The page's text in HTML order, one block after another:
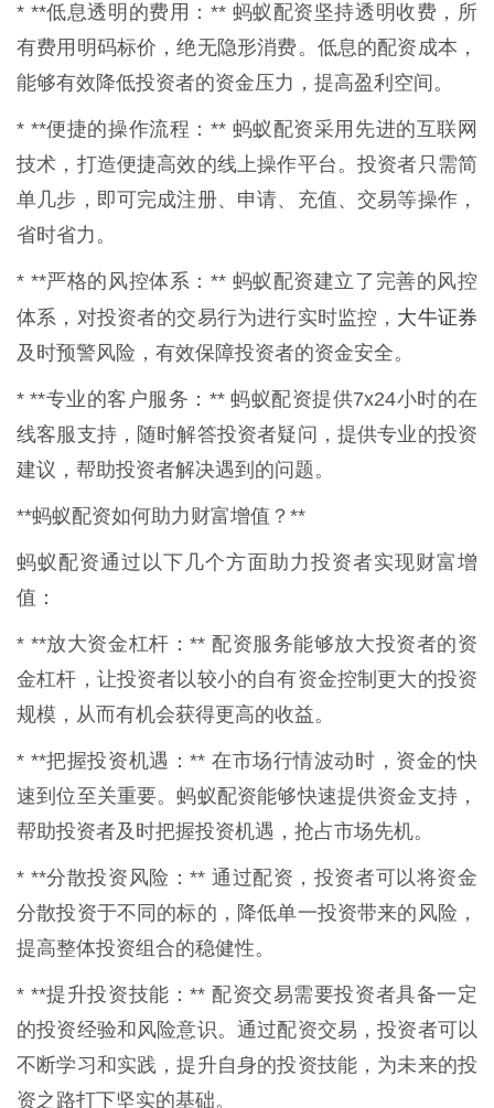
* **低息透明的费用：** 蚂蚁配资坚持透明收费，所
有费用明码标价，绝无隐形消费。低息的配资成本，
能够有效降低投资者的资金压力，提高盈利空间。
* **便捷的操作流程：** 蚂蚁配资采用先进的互联网
技术，打造便捷高效的线上操作平台。投资者只需简
单几步，即可完成注册、申请、充值、交易等操作，
省时省力。
* **严格的风控体系：** 蚂蚁配资建立了完善的风控
体系，对投资者的交易行为进行实时监控， 大牛证券
及时预警风险，有效保障投资者的资金安全。
* **专业的客户服务：** 蚂蚁配资提供7x24小时的在
线客服支持，随时解答投资者疑问，提供专业的投资
建议，帮助投资者解决遇到的问题。
**蚂蚁配资如何助力财富增值？**
蚂蚁配资通过以下几个方面助力投资者实现财富增
值：
* **放大资金杠杆：** 配资服务能够放大投资者的资
金杠杆，让投资者以较小的自有资金控制更大的投资
规模，从而有机会获得更高的收益。
* **把握投资机遇：** 在市场行情波动时，资金的快
速到位至关重要。蚂蚁配资能够快速提供资金支持，
帮助投资者及时把握投资机遇，抢占市场先机。
* **分散投资风险：** 通过配资，投资者可以将资金
分散投资于不同的标的，降低单一投资带来的风险，
提高整体投资组合的稳健性。
* **提升投资技能：** 配资交易需要投资者具备一定
的投资经验和风险意识。通过配资交易，投资者可以
不断学习和实践，提升自身的投资技能，为未来的投
资之路打下坚实的基础。